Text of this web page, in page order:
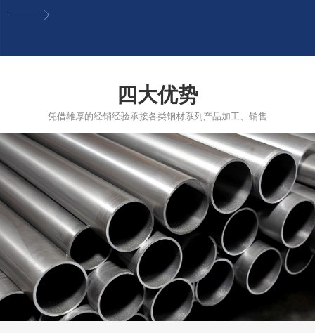
四大优势
凭借雄厚的经销经验承接各类钢材系列产品加工、销售